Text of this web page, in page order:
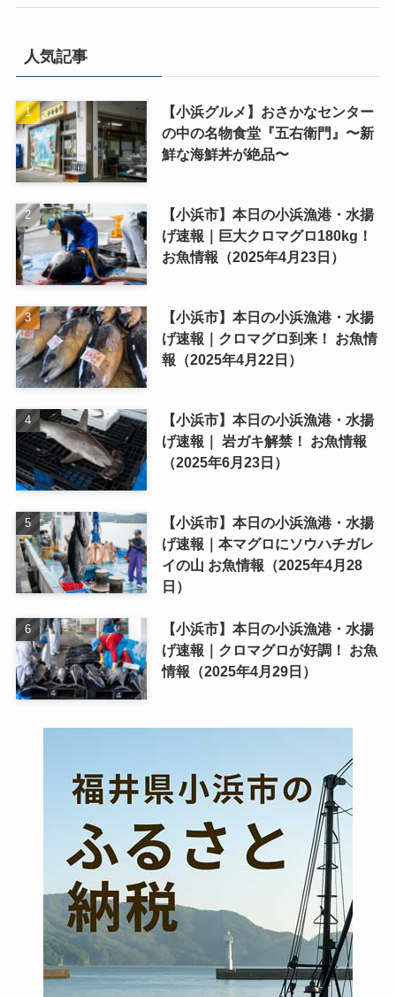
人気記事
【小浜グルメ】おさかなセンター
の中の名物食堂『五右衛門』〜新
鮮な海鮮丼が絶品〜
【小浜市】本日の小浜漁港・水揚
げ速報｜巨大クロマグロ180kg！
お魚情報（2025年4月23日）
【小浜市】本日の小浜漁港・水揚
げ速報｜クロマグロ到来！ お魚情
報（2025年4月22日）
【小浜市】本日の小浜漁港・水揚
げ速報｜ 岩ガキ解禁！ お魚情報
（2025年6月23日）
【小浜市】本日の小浜漁港・水揚
げ速報｜本マグロにソウハチガレ
イの山 お魚情報（2025年4月28
日）
【小浜市】本日の小浜漁港・水揚
げ速報｜クロマグロが好調！ お魚
情報（2025年4月29日）